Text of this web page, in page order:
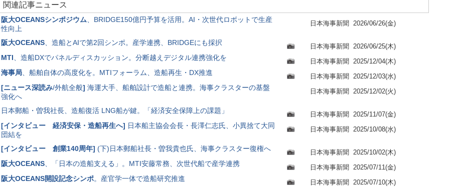
関連記事ニュース
阪大OCEANSシンポジウム 、BRIDGE150億円予算を活用。AI・次世代ロボットで生産
性向上
2026/06/26(金)
日本海事新聞
阪大OCEANS、造船とAIで第2回シンポ。産学連携、BRIDGEにも採択 2026/06/25(木)
日本海事新聞
MTI 、造船DXでパネルディスカッション。分断越えデジタル連携強化を 2025/12/04(木)
日本海事新聞
海事局、船舶自体の高度化を。MTIフォーラム、造船再生・DX推進 2025/12/03(水)
日本海事新聞
[ニュース深読み/外航全般] 海運大手、船舶設計で造船と連携。海事クラスターの基盤
強化へ
2025/12/02(火)
日本海事新聞
日本郵船・曽我社長、造船復活 LNG船が鍵。「経済安全保障上の課題」 2025/11/07(金)
日本海事新聞
[インタビュー 経済安保・造船再生へ] 日本船主協会会長・長澤仁志氏、小異捨て大同
団結を
2025/10/08(水)
日本海事新聞
[インタビュー 創業140周年] (下)日本郵船社長・曽我貴也氏、海事クラスター復権へ 2025/10/02(木)
日本海事新聞
阪大OCEANS、「日本の造船支える」。MTI安藤常務、次世代船で産学連携 2025/07/11(金)
日本海事新聞
阪大OCEANS開設記念シンポ。産官学一体で造船研究推進 2025/07/10(木)
日本海事新聞